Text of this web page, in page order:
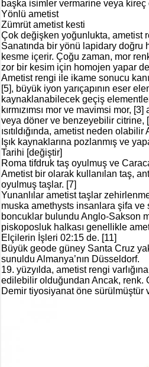
başka isimler vermarine veya kireç
Yönlü ametist
Zümrüt ametist kesti
Çok değişken yoğunlukta, ametist
Sanatında bir yönü lapidary doğru
kesme içerir. Çoğu zaman, mor
zor bir kesim için homojen yapar
Ametist rengi ile ikame sonucu
[5], büyük iyon yarıçapının eser
kaynaklanabilecek geçiş
kırmızımsı mor ve mavimsi mor,
veya döner ve benzeyebilir citrine,
ısıtıldığında, ametist neden olabilir
Işık kaynaklarına pozlanmış ve
Tarihi [değiştir]
Roma tifdruk taş oyulmuş ve
Ametist bir olarak kullanılan taş,
oyulmuş taşlar. [7]
Yunanlılar ametist taşlar
muska amethysts insanlara şifa ve
boncuklar bulundu Anglo-Sakson
piskoposluk halkası genellikle
Elçilerin İşleri 02:15 de. [11]
Büyük geode güney Santa Cruz
sunuldu Almanya’nın Düsseldorf.
19. yüzyılda, ametist rengi
edilebilir olduğundan Ancak, renk.
Demir tiyosiyanat öne